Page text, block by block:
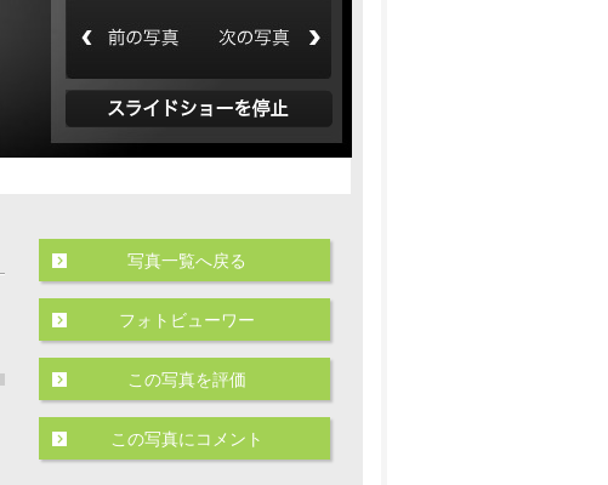
写真一覧へ戻る
フォトビューワー
この写真を評価
この写真にコメント